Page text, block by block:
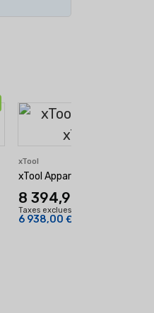
xTool
xTool Apparel Printer xTool +
8 394,98 €
Taxes exclues
6 938,00 €